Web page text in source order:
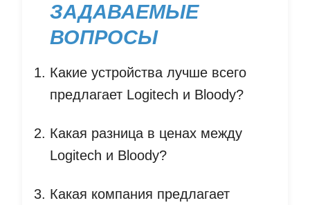
ЗАДАВАЕМЫЕ
ВОПРОСЫ
Какие устройства лучше всего
предлагает Logitech и Bloody?
Какая разница в ценах между
Logitech и Bloody?
Какая компания предлагает